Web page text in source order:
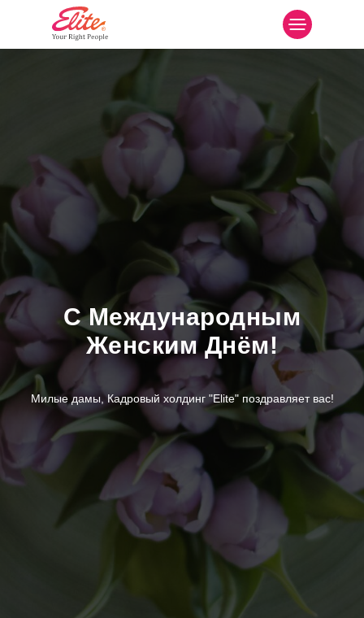
С Международным
Женским Днём!
Милые дамы, Кадровый холдинг "Elite" поздравляет вас!